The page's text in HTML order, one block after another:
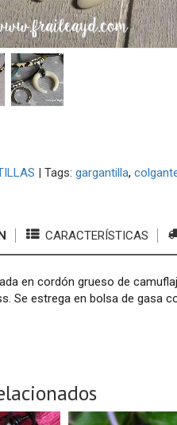
| Tags: gargantilla
CARACTERÍSTICAS
en cordón grueso de
Se estrega en bolsa de gasa